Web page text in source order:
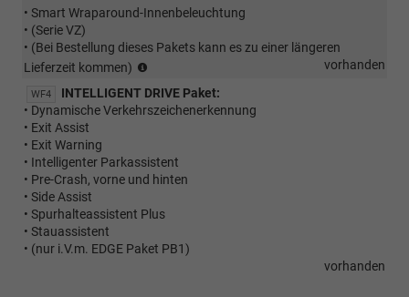
• Smart Wraparound-Innenbeleuchtung
• (Serie VZ)
• (Bei Bestellung dieses Pakets kann es zu einer längeren
Lieferzeit kommen)
dieses
Pakets
zu
einer
Lieferzeit
vorhanden
WF4
INTELLIGENT DRIVE Paket:
• Dynamische Verkehrszeichenerkennung
• Exit Assist
• Exit Warning
• Intelligenter Parkassistent
• Pre-Crash, vorne und hinten
• Side Assist
• Spurhalteassistent Plus
• Stauassistent
• (nur i.V.m. EDGE Paket PB1)
vorhanden